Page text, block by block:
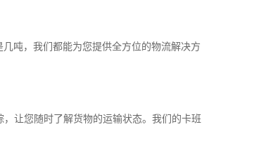
吨，我们都能为您提供全方位的物流解决方
让您随时了解货物的运输状态。我们的卡班